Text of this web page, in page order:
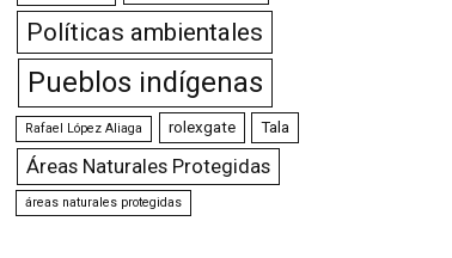
Políticas ambientales
Pueblos indígenas
Rafael López Aliaga rolexgate Tala
Áreas Naturales Protegidas
áreas naturales protegidas